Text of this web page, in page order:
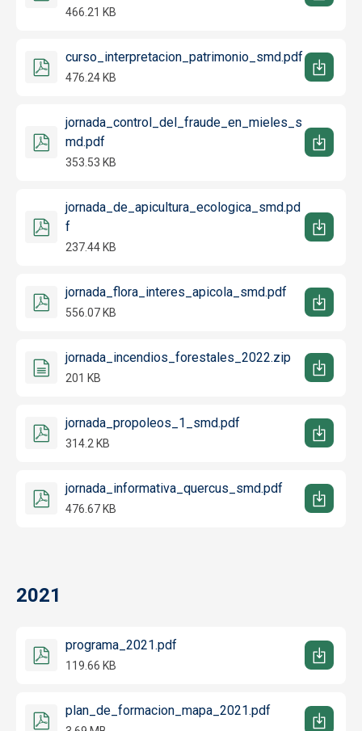
466.21 KB
curso_interpretacion_patrimonio_smd.pdf
476.24 KB
jornada_control_del_fraude_en_mieles_s
md.pdf
353.53 KB
jornada_de_apicultura_ecologica_smd.pd
f
237.44 KB
jornada_flora_interes_apicola_smd.pdf
556.07 KB
jornada_incendios_forestales_2022.zip
201 KB
jornada_propoleos_1_smd.pdf
314.2 KB
jornada_informativa_quercus_smd.pdf
476.67 KB
2021
programa_2021.pdf
119.66 KB
plan_de_formacion_mapa_2021.pdf